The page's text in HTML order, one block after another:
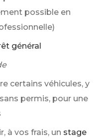
possible en
général
certains véhicules, y
permis, pour une
à vos frais, un stage